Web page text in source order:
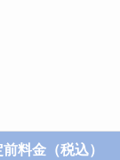
料金（税込）